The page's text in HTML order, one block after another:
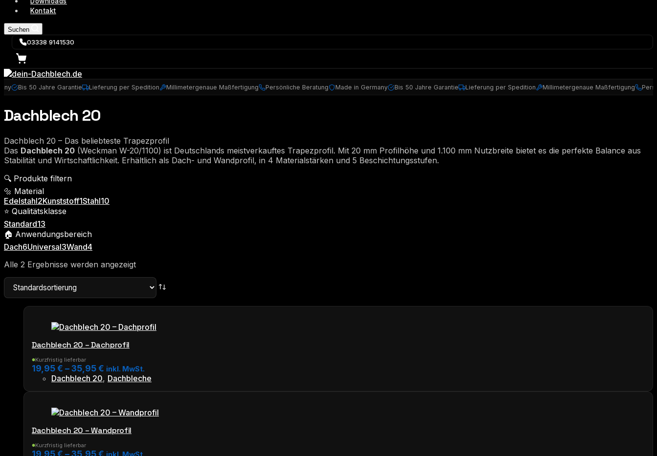
Kontakt
Suchen
03338 9141530
Bis 50 Jahre Garantie Lieferung per Spedition Millimetergenaue Maßfertigung Persönliche Beratung Made in Germany Bis 50 Jahre Garantie Lieferung per Spedition Millimetergenaue Maßfertigung
Dachblech 20
Dachblech 20 – Das beliebteste Trapezprofil
Das Dachblech 20 (Weckman W-20/1100) ist Deutschlands meistverkauftes Trapezprofil. Mit 20 mm Profilhöhe und 1.100 mm Nutzbreite bietet es die perfekte Balance aus
Stabilität und Wirtschaftlichkeit. Erhältlich als Dach- und Wandprofil, in 4 Materialstärken und 5 Beschichtungsstufen.
🔍 Produkte filtern
🔩 Material
Edelstahl2Kunststoff1Stahl10
⭐ Qualitätsklasse
Standard13
🏠 Anwendungsbereich
Dach6Universal3Wand4
Alle 2 Ergebnisse werden angezeigt
Dachblech 20 – Dachprofil
●Kurzfristig lieferbar
19,95€ –35,95€ inkl. MwSt.
Dachblech 20, Dachbleche
mehrere
Varianten
auf.
Die
Dachblech 20 – Wandprofil
●Kurzfristig lieferbar